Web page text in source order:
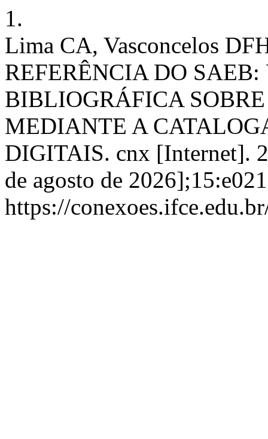
1.
Lima CA, Vasconcelos
REFERÊNCIA DO
BIBLIOGRÁFICA
MEDIANTE A
DIGITAIS. cnx [Internet].
de agosto de
https://